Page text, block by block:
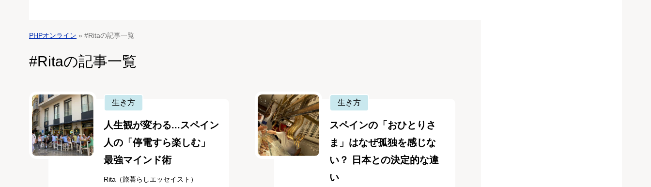
PHPオンライン » #Ritaの記事一覧
#Ritaの記事一覧
生き方
人生観が変わる...スペイン
人の「停電すら楽しむ」
最強マインド術
Rita（旅暮らしエッセイスト）
生き方
スペインの「おひとりさ
ま」はなぜ孤独を感じな
い？ 日本との決定的な違
い